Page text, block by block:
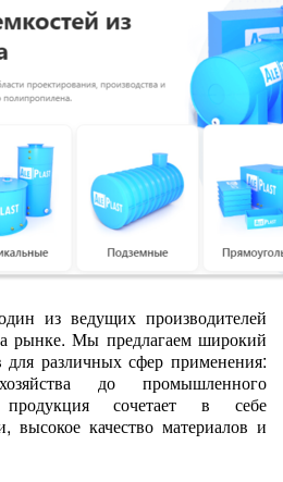
из ведущих производителей
рынке. Мы предлагаем широкий
для различных сфер применения:
до промышленного
сочетает в себе
высокое качество материалов и